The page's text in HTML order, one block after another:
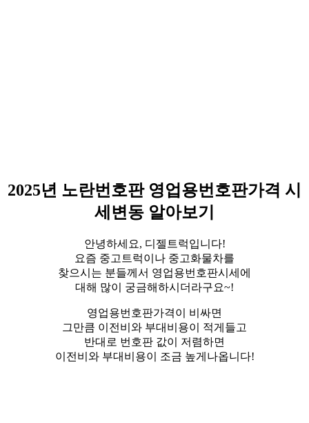
2025년 노란번호판 영업용번호판가격 시
세변동 알아보기
안녕하세요, 디젤트럭입니다!
요즘 중고트럭이나 중고화물차를
찾으시는 분들께서 영업용번호판시세에
대해 많이 궁금해하시더라구요~!
​영업용번호판가격이 비싸면
그만큼 이전비와 부대비용이 적게들고
반대로 번호판 값이 저렴하면
이전비와 부대비용이 조금 높게나옵니다!